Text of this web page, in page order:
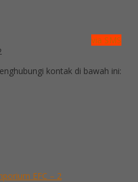
via SMS
kontak di bawah ini:
EFC – 2